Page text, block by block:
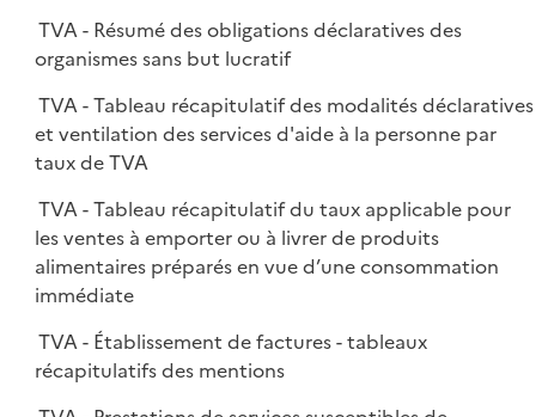
TVA - Résumé des obligations déclaratives des
organismes sans but lucratif
TVA - Tableau récapitulatif des modalités déclaratives
et ventilation des services d'aide à la personne par
taux de TVA
TVA - Tableau récapitulatif du taux applicable pour
les ventes à emporter ou à livrer de produits
alimentaires préparés en vue d’une consommation
immédiate
TVA - Établissement de factures - tableaux
récapitulatifs des mentions